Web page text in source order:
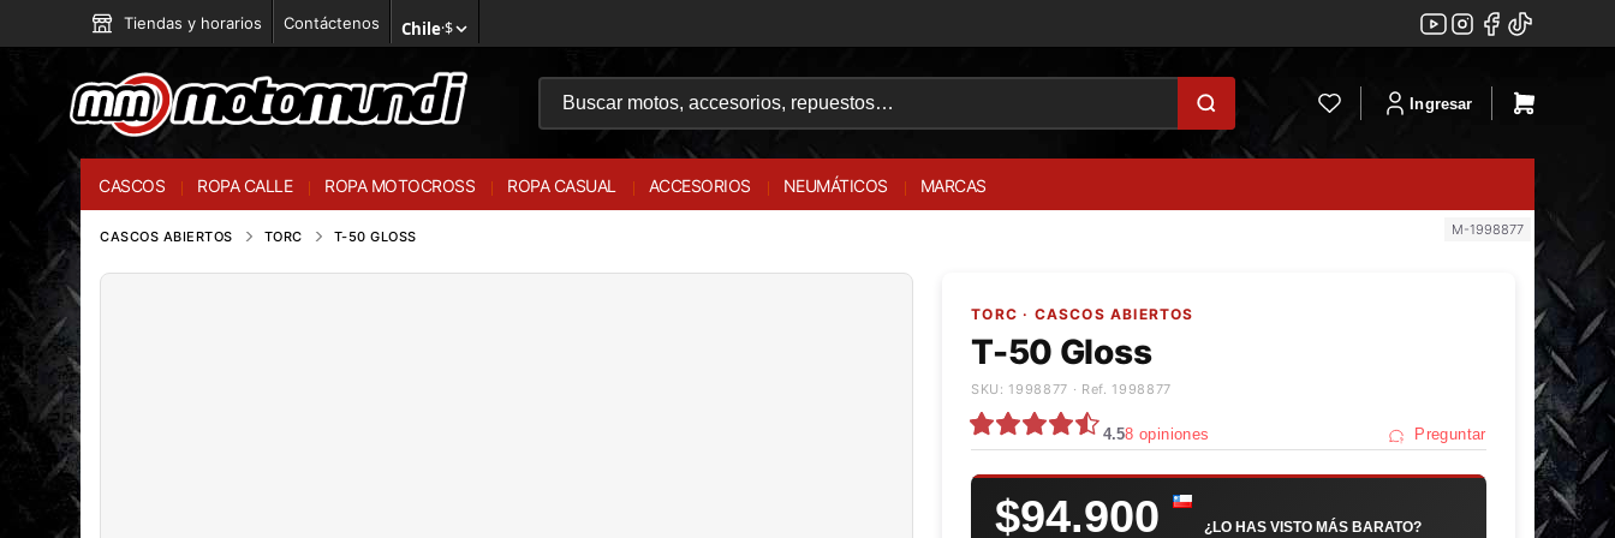
Tiendas y horarios Contáctenos Chile·$
Ingresar
CASCOS ROPA CALLE ROPA MOTOCROSS ROPA CASUAL ACCESORIOS NEUMÁTICOS MARCAS
CASCOS ABIERTOS TORC T-50 GLOSS M-1998877
TORC · CASCOS ABIERTOS
T-50 Gloss
SKU: 1998877 · Ref. 1998877
4.58 opiniones Preguntar
$94.900 ¿LO HAS VISTO MÁS BARATO?